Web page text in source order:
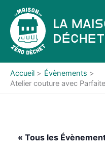
contenu
La
Déchet
Accueil
Évènements
Atelier couture avec
« Tous les